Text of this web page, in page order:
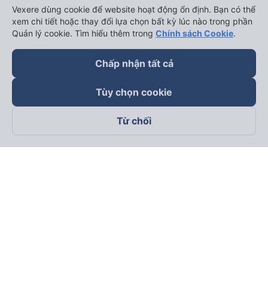
Theo dõi chúng tôi trên
Vexere dùng cookie để website hoạt động ổn định. Bạn có thể
xem chi tiết hoặc thay đổi lựa chọn bất kỳ lúc nào trong phần
Quản lý cookie. Tìm hiểu thêm trong Chính sách Cookie.
Chấp nhận tất cả
Tùy chọn cookie
Từ chối